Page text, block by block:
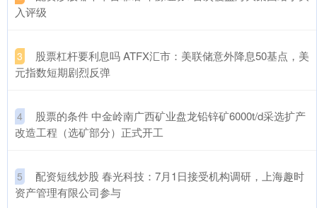
入评级
3
​股票杠杆要利息吗 ATFX汇市：美联储意外降息50基点，美
元指数短期剧烈反弹
4
​股票的条件 中金岭南广西矿业盘龙铅锌矿6000t/d采选扩产
改造工程（选矿部分）正式开工
5
​配资短线炒股 春光科技：7月1日接受机构调研，上海趣时
资产管理有限公司参与